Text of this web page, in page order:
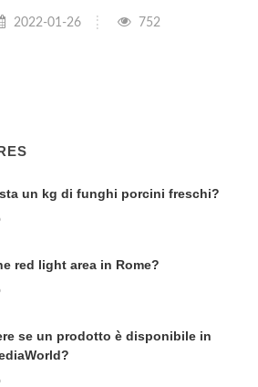
2022-01-26 752
un kg di funghi porcini freschi?
red light area in Rome?
se un prodotto è disponibile in